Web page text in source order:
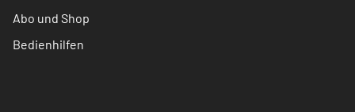
Abo und Shop
Bedienhilfen